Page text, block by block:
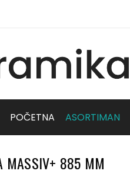
POČETNA ASORTIMAN
MASSIV+ 885 MM